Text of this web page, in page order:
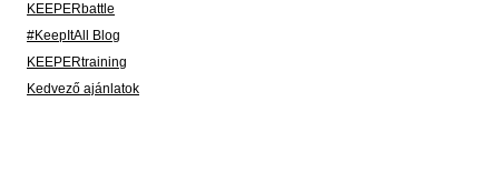
KEEPERbattle
#KeepItAll Blog
KEEPERtraining
Kedvező ajánlatok